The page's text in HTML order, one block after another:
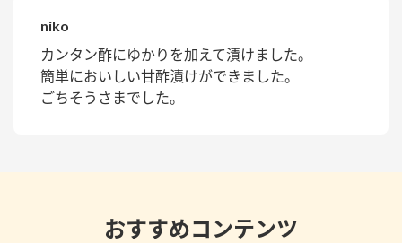
niko
カンタン酢にゆかりを加えて漬けました。
簡単においしい甘酢漬けができました。
ごちそうさまでした。
おすすめコンテンツ